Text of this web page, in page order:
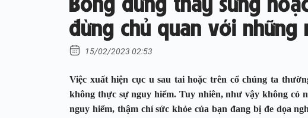
đừng chủ quan với những
15/02/2023 02:53
Việc xuất hiện cục u sau tai hoặc trên cổ chúng ta
không thực sự nguy hiểm. Tuy nhiên, như vậy không có
nguy hiểm, thậm chí sức khỏe của bạn đang bị đe dọa